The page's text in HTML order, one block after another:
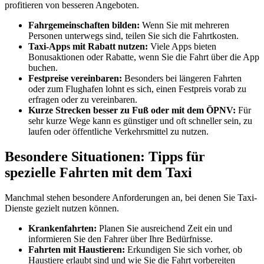
profitieren von besseren Angeboten.
Fahrgemeinschaften bilden: Wenn Sie mit mehreren
Personen unterwegs sind, teilen Sie sich die Fahrtkosten.
Taxi-Apps mit Rabatt nutzen: Viele Apps bieten
Bonusaktionen oder Rabatte, wenn Sie die Fahrt über die App
buchen.
Festpreise vereinbaren: Besonders bei längeren Fahrten
oder zum Flughafen lohnt es sich, einen Festpreis vorab zu
erfragen oder zu vereinbaren.
Kurze Strecken besser zu Fuß oder mit dem ÖPNV: Für
sehr kurze Wege kann es günstiger und oft schneller sein, zu
laufen oder öffentliche Verkehrsmittel zu nutzen.
Besondere Situationen: Tipps für
spezielle Fahrten mit dem Taxi
Manchmal stehen besondere Anforderungen an, bei denen Sie Taxi-
Dienste gezielt nutzen können.
Krankenfahrten: Planen Sie ausreichend Zeit ein und
informieren Sie den Fahrer über Ihre Bedürfnisse.
Fahrten mit Haustieren: Erkundigen Sie sich vorher, ob
Haustiere erlaubt sind und wie Sie die Fahrt vorbereiten